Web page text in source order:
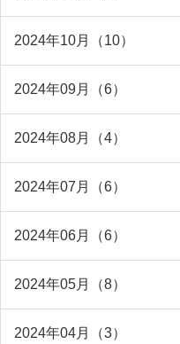
2024年10月（10）
2024年09月（6）
2024年08月（4）
2024年07月（6）
2024年06月（6）
2024年05月（8）
2024年04月（3）